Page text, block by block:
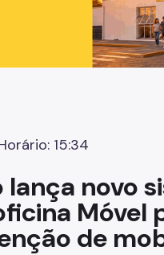
15:34
lança novo
Móvel
de